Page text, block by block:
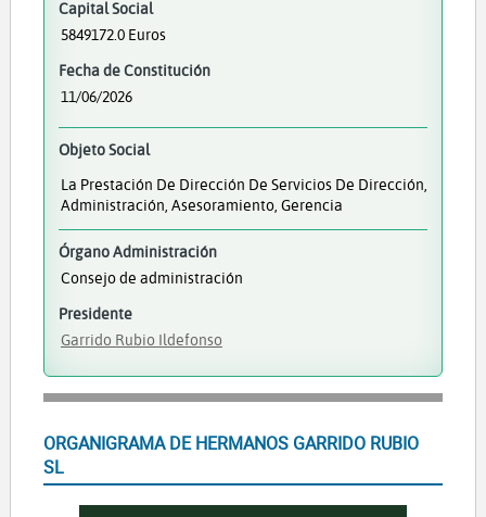
Capital Social
5849172.0 Euros
Fecha de Constitución
11/06/2026
Objeto Social
La Prestación De Dirección De Servicios De Dirección,
Administración, Asesoramiento, Gerencia
Órgano Administración
Consejo de administración
Presidente
Garrido Rubio Ildefonso
ORGANIGRAMA DE HERMANOS GARRIDO RUBIO
SL